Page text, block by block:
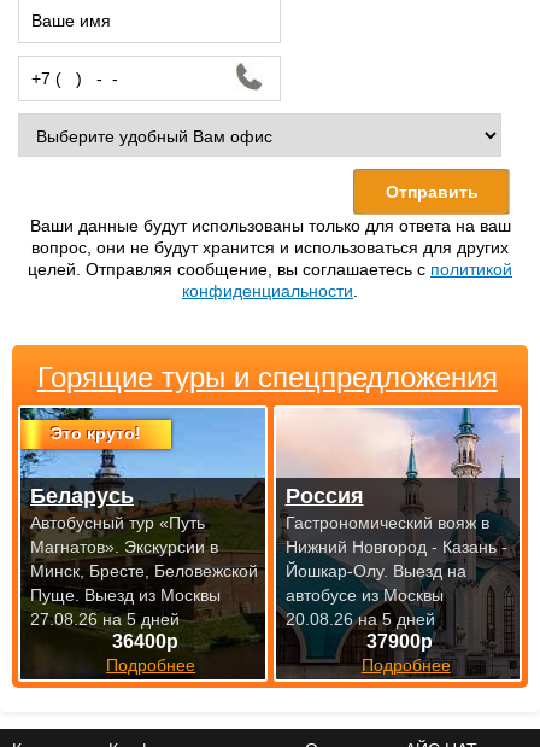
Ваши данные будут использованы только для ответа на ваш
вопрос, они не будут хранится и использоваться для других
целей. Отправляя сообщение, вы соглашаетесь с политикой
конфиденциальности
Горящие туры и спецпредложения
Это круто!
36400р
Подробнее
Беларусь
Автобусный тур «Путь
Магнатов». Экскурсии в
Минск, Бресте, Беловежской
Пуще. Выезд из Москвы
27.08.26 на 5 дней
37900р
Подробнее
Россия
Гастрономический вояж в
Нижний Новгород - Казань -
Йошкар-Олу. Выезд на
автобусе из Москвы
20.08.26 на 5 дней